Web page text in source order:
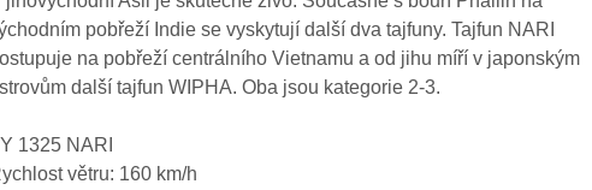
pobřeží Indie se vyskytují další dva tajfuny. Tajfun NARI
na pobřeží centrálního Vietnamu a od jihu míří v japonským
další tajfun WIPHA. Oba jsou kategorie 2-3.
1325 NARI
větru: 160 km/h